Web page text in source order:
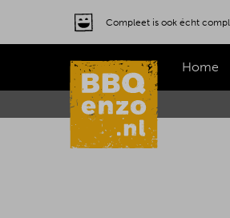
Compleet is ook écht
Home